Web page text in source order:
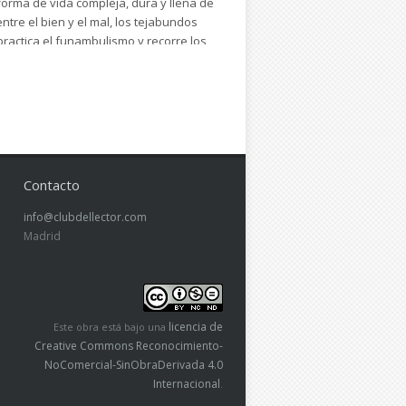
el bien y el mal, los tejabundos
el funambulismo y recorre los
Contacto
info@clubdellector.com
Madrid
Este obra está bajo una licencia de
Creative Commons Reconocimiento-
NoComercial-SinObraDerivada 4.0
Internacional